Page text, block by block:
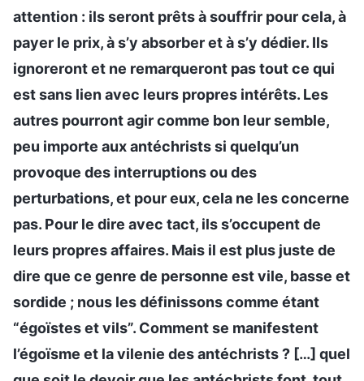
attention : ils seront prêts à souffrir pour cela, à
payer le prix, à s’y absorber et à s’y dédier. Ils
ignoreront et ne remarqueront pas tout ce qui
est sans lien avec leurs propres intérêts. Les
autres pourront agir comme bon leur semble,
peu importe aux antéchrists si quelqu’un
provoque des interruptions ou des
perturbations, et pour eux, cela ne les concerne
pas. Pour le dire avec tact, ils s’occupent de
leurs propres affaires. Mais il est plus juste de
dire que ce genre de personne est vile, basse et
sordide ; nous les définissons comme étant
“égoïstes et vils”. Comment se manifestent
l’égoïsme et la vilenie des antéchrists ? […] quel